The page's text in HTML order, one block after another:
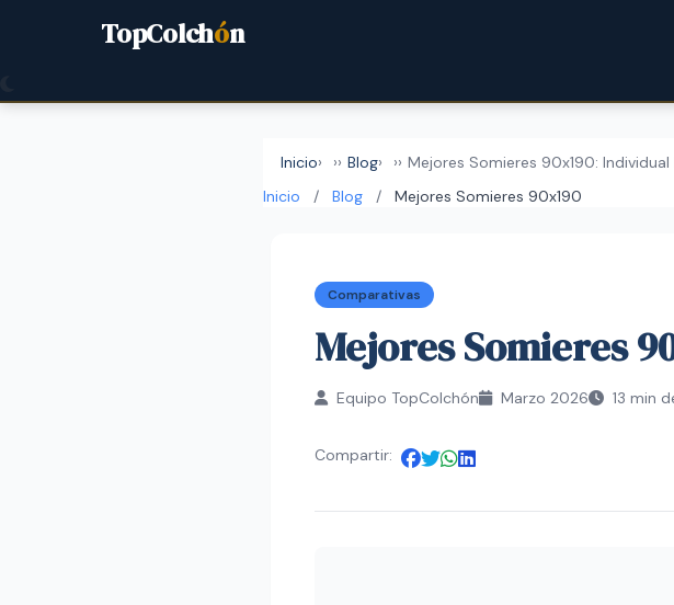
TopColchón
Inicio › Blog › Mejores Somieres 90x190:
Inicio
/ Blog / Mejores Somieres 90x190
Comparativas
Mejores Somieres
Equipo TopColchón Marzo 2026 13 min
Compartir: